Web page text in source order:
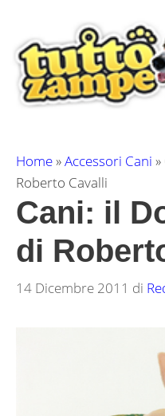
contenuto
Home»Accessori Cani »
Roberto Cavalli
Cani: il
di
14 Dicembre 2011 di